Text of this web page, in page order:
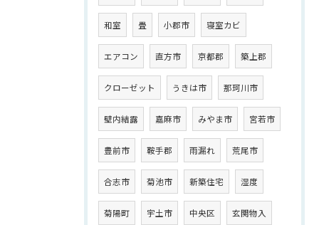
和室 畳 小郡市 寝室カビ
エアコン 直方市 京都郡 築上郡
クローゼット うきは市 那珂川市
壁内結露 嘉麻市 みやま市 宮若市
豊前市 鞍手郡 雨漏れ 荒尾市
合志市 菊池市 新築住宅 湿度
菊陽町 宇土市 中央区 玄関物入